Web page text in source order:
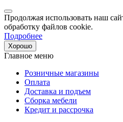
Продолжая использовать наш
обработку файлов cookie.
Подробнее
Хорошо
Главное меню
Розничные магазины
Оплата
Доставка и подъем
Сборка мебели
Кредит и рассрочка